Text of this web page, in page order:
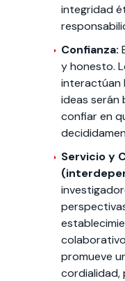
integridad
Confianza:
y honesto.
interactúan
ideas serán
confiar en
Servicio y
promueve
cordialidad,